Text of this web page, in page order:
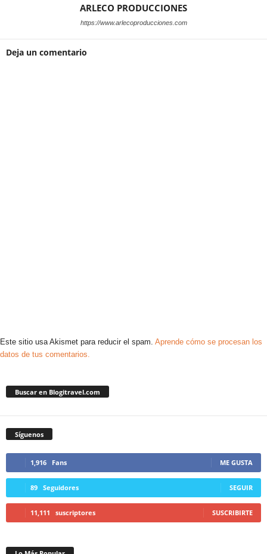
ARLECO PRODUCCIONES
https://www.arlecoproducciones.com
Deja un comentario
Este sitio usa Akismet para reducir el spam. Aprende cómo se procesan los
datos de tus comentarios.
Buscar en Blogitravel.com
Síguenos
1,916 Fans ME GUSTA
89 Seguidores SEGUIR
11,111 suscriptores SUSCRIBIRTE